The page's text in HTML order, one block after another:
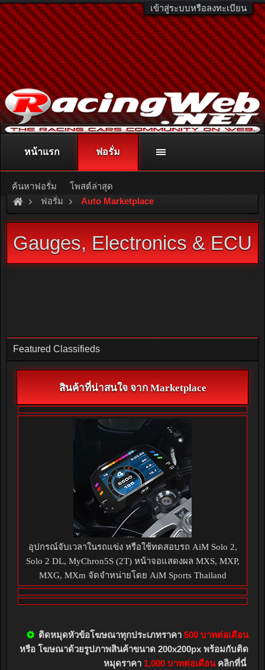
เข้าสู่ระบบหรือลงทะเบียน
ติดต่อลงโฆษณา racingweb@gmail.comหรือโทร. 081-811-1138
หรืออ่านรายละเอียดเพิ่มเติม คลิกที่นี่
ฟอรั่ม Auto Marketplace
Gauges, Electronics & ECU
Featured Classifieds
สินค้าที่น่าสนใจ จาก Marketplace
อุปกรณ์จับเวลาในรถแข่ง หรือใช้ทดสอบรถ AiM Solo 2,
Solo 2 DL, MyChron5S (2T) หน้าจอแสดงผล MXS, MXP,
MXG, MXm จัดจำหน่ายโดย AiM Sports Thailand
ติดหมุดหัวข้อโฆษณาทุกประเภทราคา 500 บาทต่อเดือน
หรือ โฆษณาด้วยรูปภาพสินค้าขนาด 200x200px พร้อมกับติด
หมุดราคา 1,000 บาทต่อเดือนคลิกที่นี่
หน้าแรก ฟอรั่ม
ค้นหาฟอรั่ม โพสต์ล่าสุด